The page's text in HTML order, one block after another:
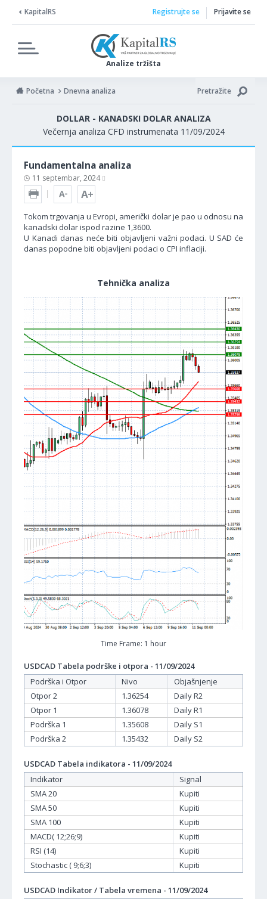
KapitalRS
Analize tržišta
Registrujte se Prijavite se
Početna Dnevna analiza Pretražite
DOLLAR - KANADSKI DOLAR ANALIZA
Večernja analiza CFD instrumenata 11/09/2024
Fundamentalna analiza
11 septembar, 2024
Tokom trgovanja u Evropi, američki dolar je pao u odnosu na
kanadski dolar ispod razine 1,3600.
U Kanadi danas neće biti objavljeni važni podaci. U SAD će
danas popodne biti objavljeni podaci o CPI inflaciji.
Tehnička analiza
Time Frame: 1 hour
USDCAD Tabela podrške i otpora - 11/09/2024
Podrška i Otpor
Nivo
Objašnjenje
Otpor 2
1.36254
Daily R2
Otpor 1
1.36078
Daily R1
Podrška 1
1.35608
Daily S1
Podrška 2
1.35432 Daily S2
USDCAD Tabela indikatora - 11/09/2024
Indikator
Signal
SMA 20
Kupiti
SMA 50
Kupiti
SMA 100
Kupiti
MACD( 12;26;9)
Kupiti
RSI (14)
Kupiti
Stochastic ( 9;6;3)
Kupiti
USDCAD Indikator / Tabela vremena - 11/09/2024